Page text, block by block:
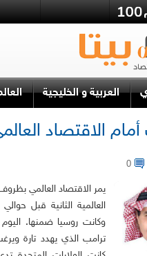
العربية و الخليجية
أمام الاقتصاد
0
يمر الاقتصاد العالمي
وكانت روسيا ضمنها. اليوم
ترامب الذي يهدد تارة